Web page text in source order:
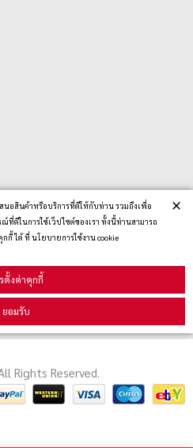
นอสินค้าหรือบริการที่ดีให้กับท่าน รวมถึงเพื่อ
ดีในการใช้เว็ปไซต์ของเรา ทั้งนี้ท่านสามารถ
กี้ ได้ ที่ นโยบายการใช้งาน cookie
ตั้งค่าคุกกี้
ยอมรับ
×
รับข่าวสาร
Rights Reserved.